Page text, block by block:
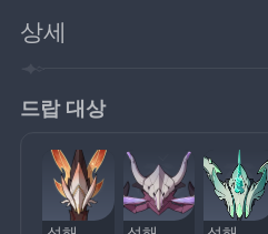
상세
드랍 대상